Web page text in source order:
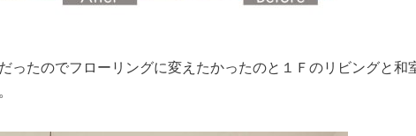
たのでフローリングに変えたかったのと１Ｆのリビングと和